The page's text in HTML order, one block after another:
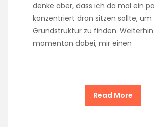
denke aber, dass ich da mal ein
konzentriert dran sitzen sollte,
Grundstruktur zu finden.
momentan dabei, mir einen
Read More